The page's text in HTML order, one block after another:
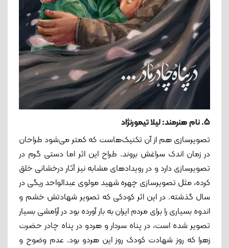
5. نام هنرمند: لیلا تیمورنژاد
تصویرسازی هم از آن تکنیک‌هاست که کمتر می‌شود طراحان
در زمان اندک سراغش بروند. طراح این اثر اما دستی گرم در
تصویرسازی دارد و در رویدادهای مشابه نیز آثار درخشانی خلق
کرده، مثل تصویرسازی چهره شهید مولوی عبدالواحد ریگی در
سال گذشته. در این اثر کودکی که تصویر شهادتش خشم و
اندوه بسیاری را برای مردم ایران به بار آورده بود در آرامشی بسیار
تصویر شده است، در پناه سردار و هردو در پناه چادر حضرت
زهرا که روز شهادت کودک روز این هردو بود. عدم وضوح و